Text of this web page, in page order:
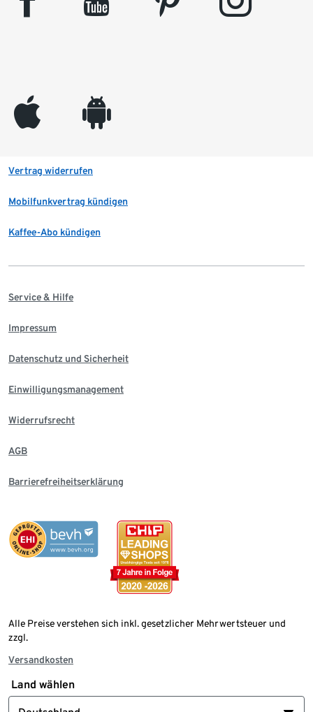
appleinc android
Vertrag widerrufen
Mobilfunkvertrag kündigen
Kaffee-Abo kündigen
Service & Hilfe
Impressum
Datenschutz und Sicherheit
Einwilligungsmanagement
Widerrufsrecht
AGB
Barrierefreiheitserklärung
Alle Preise verstehen sich inkl. gesetzlicher Mehrwertsteuer und
zzgl.
Versandkosten
Land wählen